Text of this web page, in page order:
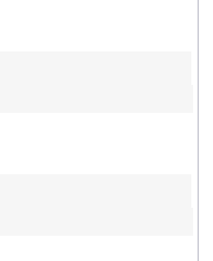
Hidratante Soft Milk?
a pele até ser
ressecadas. Use todos
contém 400ml